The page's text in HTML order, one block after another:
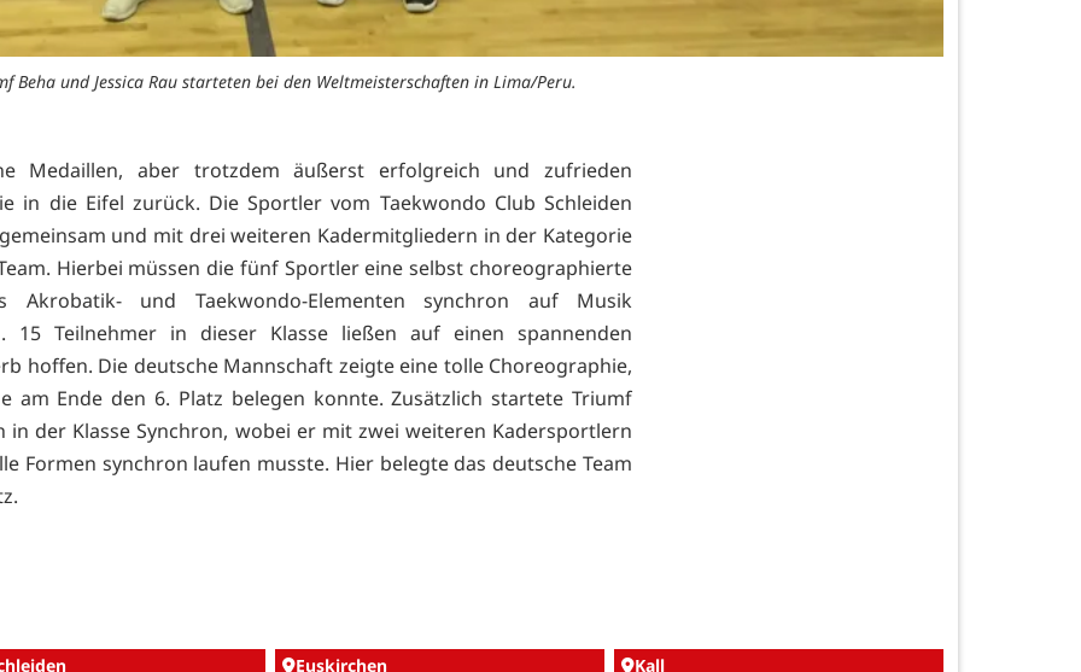
Beha und Jessica Rau starteten bei den Weltmeisterschaften in Lima/Peru.
Medaillen, aber trotzdem äußerst erfolgreich und zufrieden
in die Eifel zurück. Die Sportler vom Taekwondo Club Schleiden
und mit drei weiteren Kadermitgliedern in der Kategorie
Hierbei müssen die fünf Sportler eine selbst choreographierte
Akrobatik- und Taekwondo-Elementen synchron auf Musik
15 Teilnehmer in dieser Klasse ließen auf einen spannenden
hoffen. Die deutsche Mannschaft zeigte eine tolle Choreographie,
am Ende den 6. Platz belegen konnte. Zusätzlich startete Triumf
in der Klasse Synchron, wobei er mit zwei weiteren Kadersportlern
Formen synchron laufen musste. Hier belegte das deutsche Team
Euskirchen Kall